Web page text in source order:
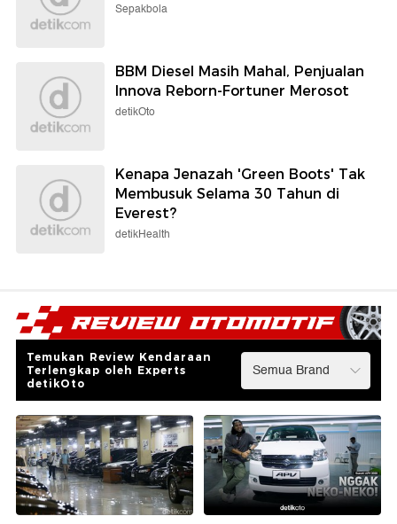
Sepakbola
BBM Diesel Masih Mahal, Penjualan
Innova Reborn-Fortuner Merosot
detikOto
Kenapa Jenazah 'Green Boots' Tak
Membusuk Selama 30 Tahun di
Everest?
detikHealth
Temukan Review Kendaraan
Terlengkap oleh Experts
detikOto